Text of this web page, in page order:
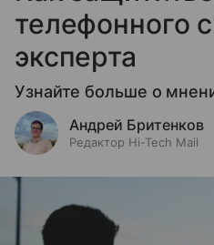
телефонного
эксперта
Узнайте больше о
Андрей Бритенков
Редактор Hi-Tech Mail